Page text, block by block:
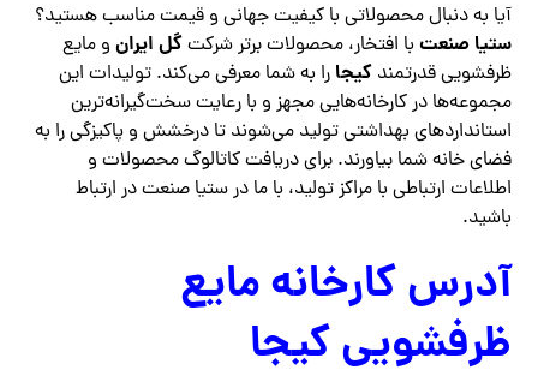
آیا به دنبال محصولاتی با کیفیت جهانی و قیمت مناسب هستید؟
ستیا صنعت با افتخار، محصولات برتر شرکتگل ایران و مایع
ظرفشویی قدرتمندکیجا را به شما معرفی می‌کند. تولیدات این
مجموعه‌ها در کارخانه‌هایی مجهز و با رعایت سخت‌گیرانه‌ترین
استانداردهای بهداشتی تولید می‌شوند تا درخشش و پاکیزگی را به
فضای خانه شما بیاورند. برای دریافت کاتالوگ محصولات و
اطلاعات ارتباطی با مراکز تولید، با ما در ستیا صنعت در ارتباط
باشید.
آدرس کارخانه مایع
ظرفشویی کیجا